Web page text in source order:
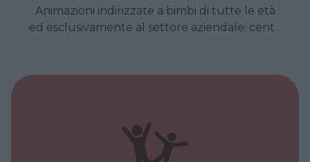
Animazioni indirizzate a bimbi di tutte le età
ed esclusivamente al settore aziendale: centri